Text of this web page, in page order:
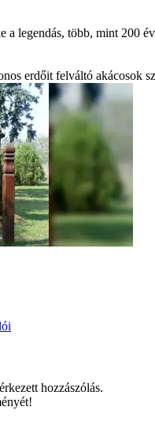
a legendás, több, mint 200
erdőit felváltó akácosok
hozzászólás.